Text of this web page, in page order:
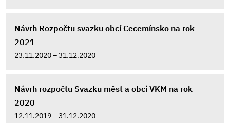
Návrh Rozpočtu svazku obcí Cecemínsko na rok
2021
23.11.2020 – 31.12.2020
Návrh rozpočtu Svazku měst a obcí VKM na rok
2020
12.11.2019 – 31.12.2020